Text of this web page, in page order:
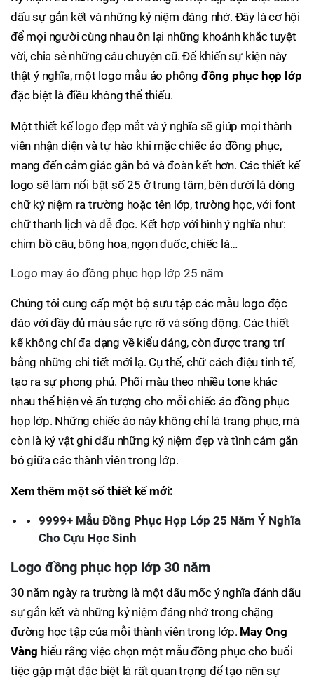
dấu sự gắn kết và những kỷ niệm đáng nhớ. Đây là cơ hội
để mọi người cùng nhau ôn lại những khoảnh khắc tuyệt
vời, chia sẻ những câu chuyện cũ. Để khiến sự kiện này
thật ý nghĩa, một logo mẫu áo phông đồng phục họp lớp
đặc biệt là điều không thể thiếu.
Một thiết kế logo đẹp mắt và ý nghĩa sẽ giúp mọi thành
viên nhận diện và tự hào khi mặc chiếc áo đồng phục,
mang đến cảm giác gắn bó và đoàn kết hơn. Các thiết kế
logo sẽ làm nổi bật số 25 ở trung tâm, bên dưới là dòng
chữ kỷ niệm ra trường hoặc tên lớp, trường học, với font
chữ thanh lịch và dễ đọc. Kết hợp với hình ý nghĩa như:
chim bồ câu, bông hoa, ngọn đuốc, chiếc lá…
Logo may áo đồng phục họp lớp 25 năm
Chúng tôi cung cấp một bộ sưu tập các mẫu logo độc
đáo với đầy đủ màu sắc rực rỡ và sống động. Các thiết
kế không chỉ đa dạng về kiểu dáng, còn được trang trí
bằng những chi tiết mới lạ. Cụ thể, chữ cách điệu tinh tế,
tạo ra sự phong phú. Phối màu theo nhiều tone khác
nhau thể hiện vẻ ấn tượng cho mỗi chiếc áo đồng phục
họp lớp. Những chiếc áo này không chỉ là trang phục, mà
còn là kỷ vật ghi dấu những kỷ niệm đẹp và tình cảm gắn
bó giữa các thành viên trong lớp.
Xem thêm một số thiết kế mới:
9999+ Mẫu Đồng Phục Họp Lớp 25 Năm Ý Nghĩa
Cho Cựu Học Sinh
Logo đồng phục họp lớp 30 năm
30 năm ngày ra trường là một dấu mốc ý nghĩa đánh dấu
sự gắn kết và những kỷ niệm đáng nhớ trong chặng
đường học tập của mỗi thành viên trong lớp. May Ong
Vàng hiểu rằng việc chọn một mẫu đồng phục cho buổi
tiệc gặp mặt đặc biệt là rất quan trọng để tạo nên sự